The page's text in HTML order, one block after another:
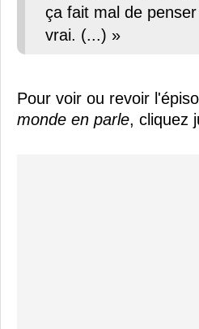
ça fait mal de
vrai. (...) »
Pour voir ou revoir
monde en parle, cliquez